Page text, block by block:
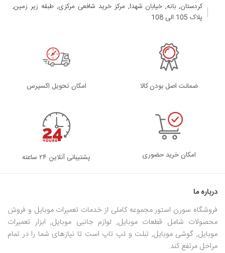
کردستان, بانه, خیابان شهدا, مرکز خرید شافعی مرکزی, طبقه زیر زمین,
پلاک 105 الی 108
ضمانت اصل بودن کالا اﻣﮑﺎن ﺗﺤﻮﯾﻞ اﮐﺴﭙﺮس
امکان خرید حضوری پشتیبانی آنلاین ۲۴ ساعته
درباره ما
فروشگاه سورن استور مجموعه کاملی از خدمات تعمیرات موبایل و فروش
محصولات شامل قطعات موبایل, لوازم جانبی موبایل, ابزار تعمیرات
موبایل, گوشی موبایل, تبلت و لپ تاپ است تا نیازهای شما را در تمام
مراحل مرتفع کند.